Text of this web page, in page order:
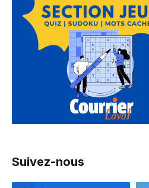
Suivez-nous